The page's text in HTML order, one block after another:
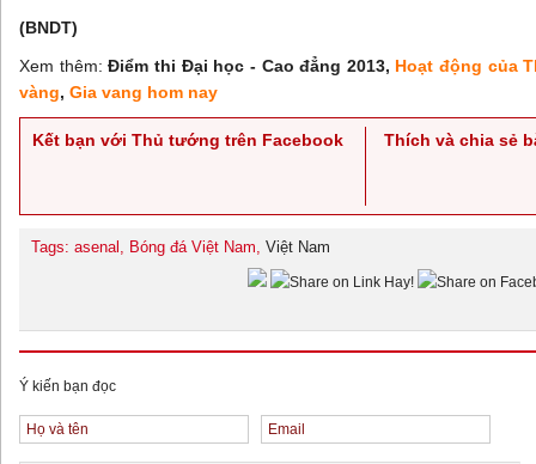
(BNDT)
Xem thêm:Điểm thi Đại học - Cao đẳng 2013, Hoạt động của
vàng, Gia vang hom nay
Kết bạn với Thủ tướng trên Facebook Thích và chia sẻ
Tags: asenal, Bóng đá Việt Nam, Việt Nam
Ý kiến bạn đọc